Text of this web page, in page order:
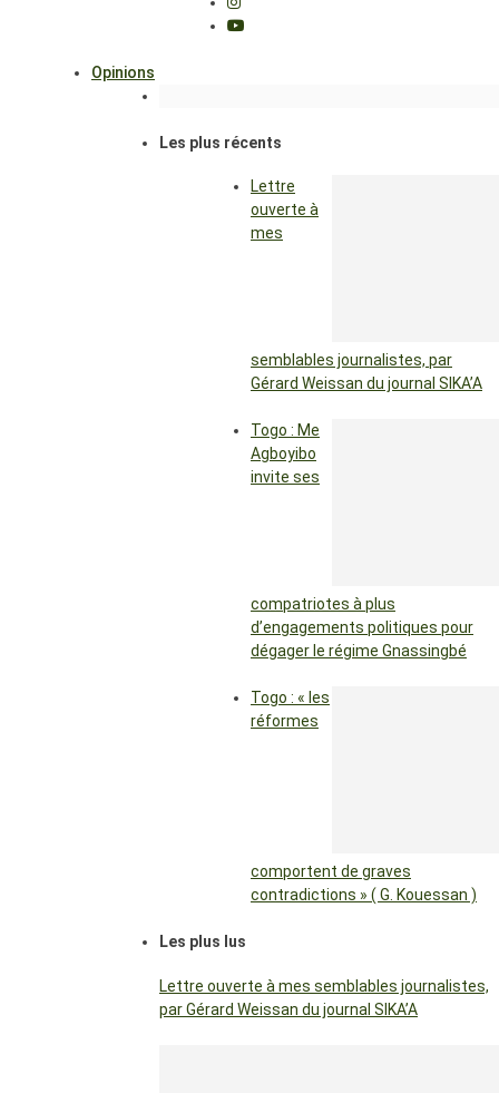
Opinions
Les plus récents
Lettre
ouverte à
mes
semblables journalistes, par
Gérard Weissan du journal SIKA’A
Togo : Me
Agboyibo
invite ses
compatriotes à plus
d’engagements politiques pour
dégager le régime Gnassingbé
Togo : « les
réformes
comportent de graves
contradictions » ( G. Kouessan )
Les plus lus
Lettre ouverte à mes semblables journalistes,
par Gérard Weissan du journal SIKA’A